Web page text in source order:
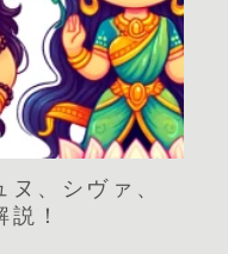
、シヴァ、
！